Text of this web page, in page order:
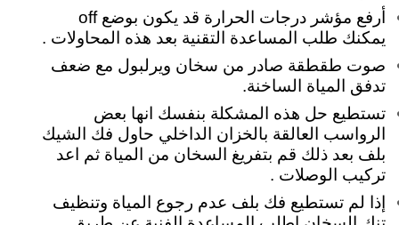
أرفع مؤشر درجات الحرارة قد يكون بوضع off
يمكنك طلب المساعدة التقنية بعد هذه المحاولات .
صوت طقطقة صادر من سخان ويرلبول مع ضعف
تدفق المياة الساخنة.
تستطيع حل هذه المشكلة بنفسك انها بعض
الرواسب العالقة بالخزان الداخلي حاول فك الشيك
بلف بعد ذلك قم بتفريغ السخان من المياة ثم اعد
تركيب الوصلات .
إذا لم تستطيع فك بلف عدم رجوع المياة وتنظيف